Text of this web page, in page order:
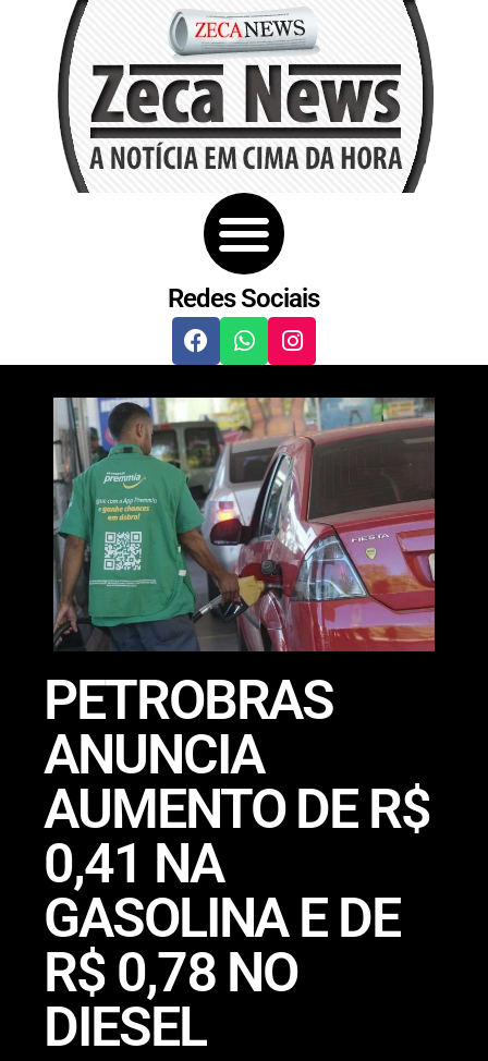
Redes Sociais
PETROBRAS
ANUNCIA
AUMENTO DE R$
0,41 NA
GASOLINA E DE
R$ 0,78 NO
DIESEL